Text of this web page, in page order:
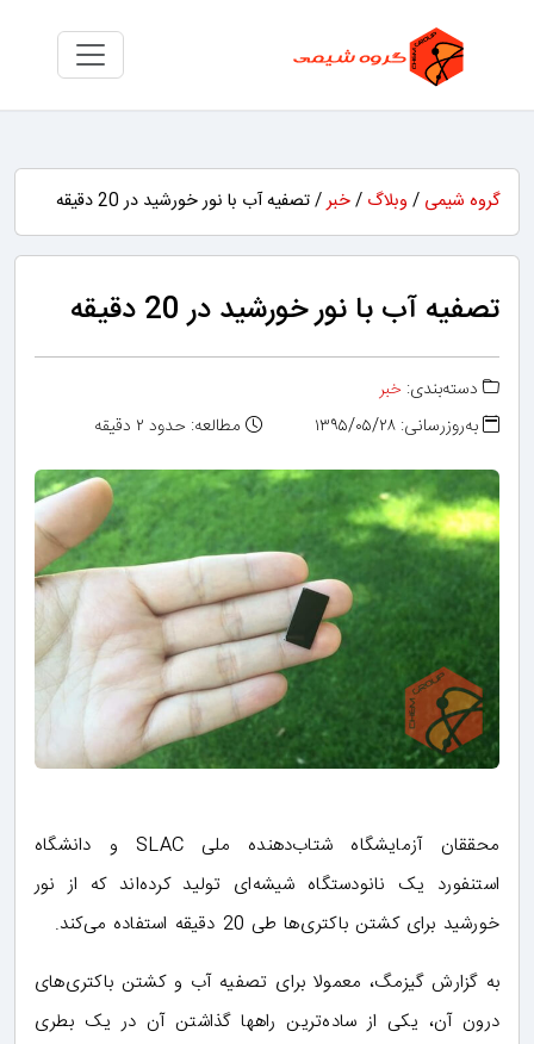
گروه شیمی / وبلاگ /خبر/ تصفیه آب با نور خورشید در 20 دقیقه
تصفیه آب با نور خورشید در 20 دقیقه
دسته‌بندی: خبر
به‌روزرسانی: ۱۳۹۵/۰۵/۲۸
مطالعه: حدود ۲ دقیقه
محققان آزمایشگاه شتاب‌دهنده ملی SLAC و دانشگاه
استنفورد یک نانودستگاه شیشه‌ای تولید کرده‌اند که از نور
خورشید برای کشتن باکتری‌ها طی 20 دقیقه استفاده می‌کند.
به گزارش گیزمگ، معمولا برای تصفیه آب و کشتن باکتری‌های
درون آن، یکی از ساده‌ترین راهها گذاشتن آن در یک بطری